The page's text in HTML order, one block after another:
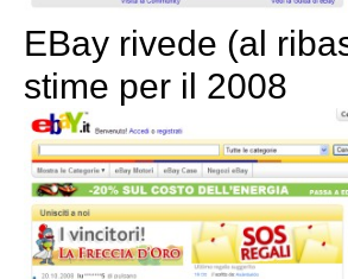
EBay rivede (al
stime per il 2008